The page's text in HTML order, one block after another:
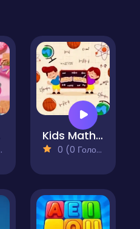
Kids Math Online
0 (0 Голосів)